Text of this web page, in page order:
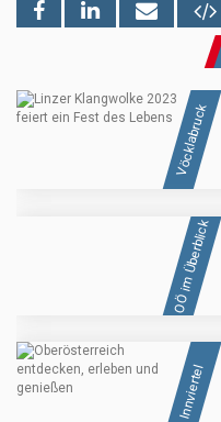
Vöcklabruck
OÖ im Überblick
Innviertel